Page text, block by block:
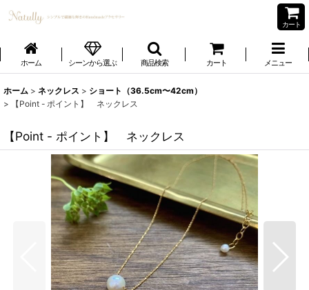
カート
ホーム シーンから選ぶ 商品検索 カート メニュー
ホーム > ネックレス > ショート（36.5cm〜42cm）
>
【Point - ポイント】 ネックレス
【Point - ポイント】 ネックレス